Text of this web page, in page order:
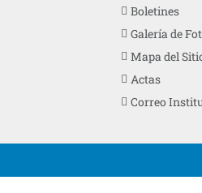
Boletines
Galería de
Mapa del
Actas
Correo